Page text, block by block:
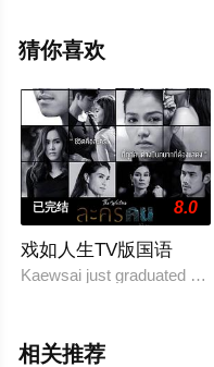
猜你喜欢
已完结 8.0
戏如人生TV版国语
Kaewsai just graduated
相关推荐